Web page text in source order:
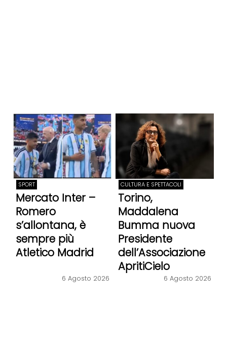
SPORT
Mercato Inter –
Romero
s’allontana, è
sempre più
Atletico Madrid
6 Agosto 2026
CULTURA E SPETTACOLI
Torino,
Maddalena
Bumma nuova
Presidente
dell’Associazione
ApritiCielo
6 Agosto 2026